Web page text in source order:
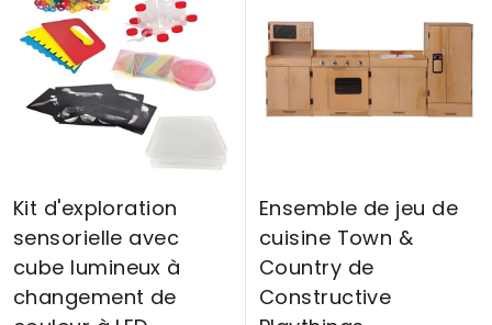
1
2
C
A
D
3
C
Kit d'exploration
sensorielle avec
cube lumineux à
changement de
Ensemble de jeu de
cuisine Town &
Country de
Constructive